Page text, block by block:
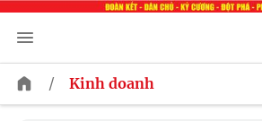
/ Kinh doanh